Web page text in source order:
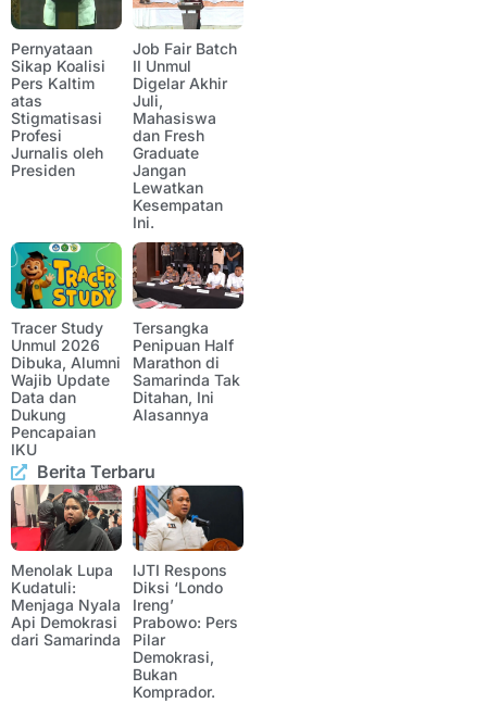
Pernyataan
Sikap Koalisi
Pers Kaltim
atas
Stigmatisasi
Profesi
Jurnalis oleh
Presiden
Job Fair Batch
II Unmul
Digelar Akhir
Juli,
Mahasiswa
dan Fresh
Graduate
Jangan
Lewatkan
Kesempatan
Ini.
Tracer Study
Unmul 2026
Dibuka, Alumni
Wajib Update
Data dan
Dukung
Pencapaian
IKU
Tersangka
Penipuan Half
Marathon di
Samarinda Tak
Ditahan, Ini
Alasannya
Berita Terbaru
Menolak Lupa
Kudatuli:
Menjaga Nyala
Api Demokrasi
dari Samarinda
IJTI Respons
Diksi ‘Londo
Ireng’
Prabowo: Pers
Pilar
Demokrasi,
Bukan
Komprador.